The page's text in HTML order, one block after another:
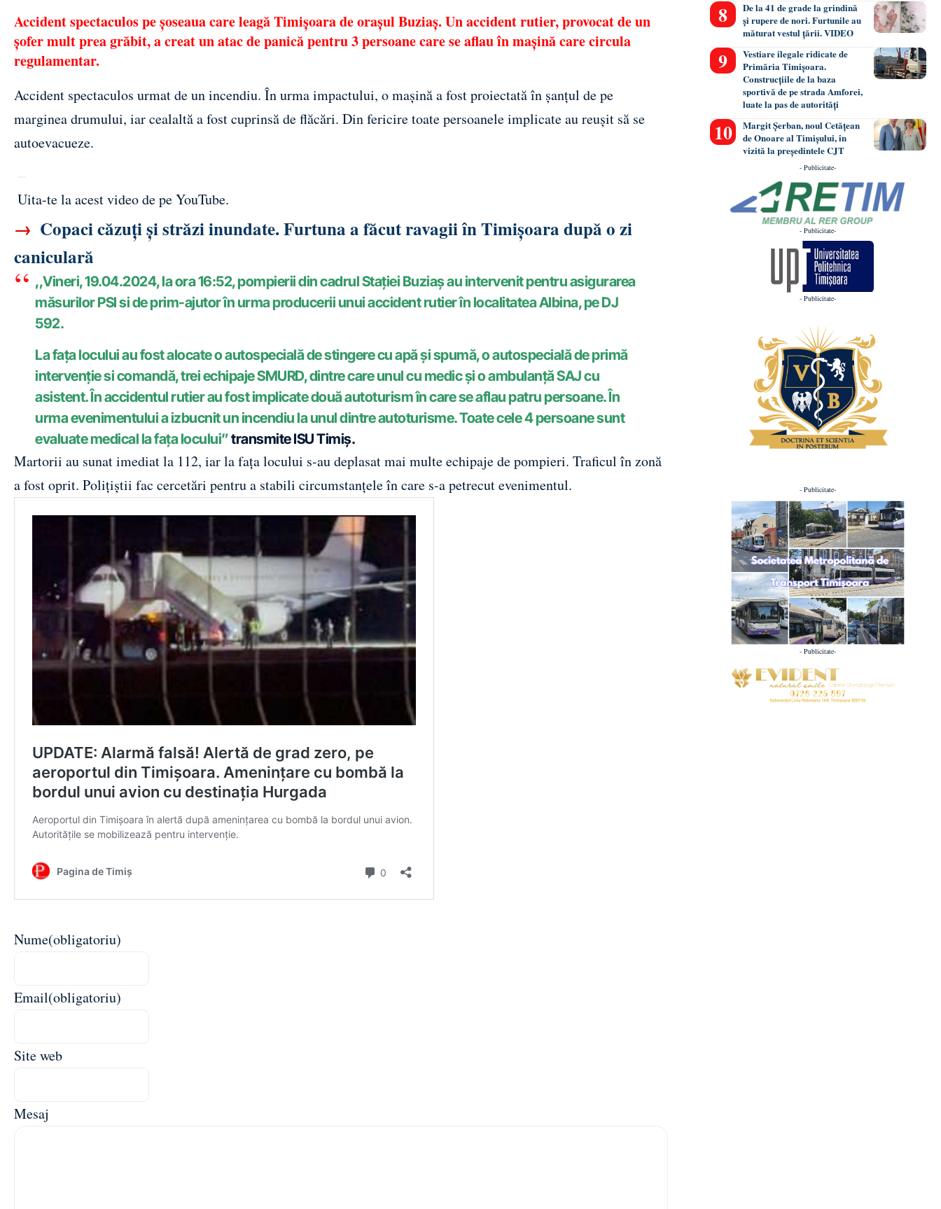
Accident spectaculos pe șoseaua care leagă Timișoara de orașul Buziaș. Un accident rutier, provocat de un
șofer mult prea grăbit, a creat un atac de panică pentru 3 persoane care se aflau în mașină care circula
regulamentar.
Accident spectaculos urmat de un incendiu. În urma impactului, o mașină a fost proiectată în șanțul de pe
marginea drumului, iar cealaltă a fost cuprinsă de flăcări. Din fericire toate persoanele implicate au reușit să se
autoevacueze.
Uita-te la acest video de pe YouTube.
→ Copaci căzuți și străzi inundate. Furtuna a făcut ravagii în Timișoara după o zi
caniculară
,,Vineri, 19.04.2024, la ora 16:52, pompierii din cadrul Stației Buziaș au intervenit pentru asigurarea
măsurilor PSI si de prim-ajutor în urma producerii unui accident rutier în localitatea Albina, pe DJ
592.
La fața locului au fost alocate o autospecială de stingere cu apă și spumă, o autospecială de primă
intervenție si comandă, trei echipaje SMURD, dintre care unul cu medic și o ambulanță SAJ cu
asistent. În accidentul rutier au fost implicate două autoturism în care se aflau patru persoane. În
urma evenimentului a izbucnit un incendiu la unul dintre autoturisme. Toate cele 4 persoane sunt
evaluate medical la fața locului”transmite ISU Timiș.
Martorii au sunat imediat la 112, iar la fața locului s-au deplasat mai multe echipaje de pompieri. Traficul în zonă
a fost oprit. Polițiștii fac cercetări pentru a stabili circumstanțele în care s-a petrecut evenimentul.
Nume(obligatoriu)
Email(obligatoriu)
Site web
Mesaj
De la 41 de grade la grindină
și rupere de nori. Furtunile au
măturat vestul țării. VIDEO
Vestiare ilegale ridicate de
Primăria Timișoara.
Construcțiile de la baza
sportivă de pe strada Amforei,
luate la pas de autorități
Margit Șerban, noul Cetățean
de Onoare al Timișului, în
vizită la președintele CJT
- Publicitate-
- Publicitate-
- Publicitate-
- Publicitate-
- Publicitate-